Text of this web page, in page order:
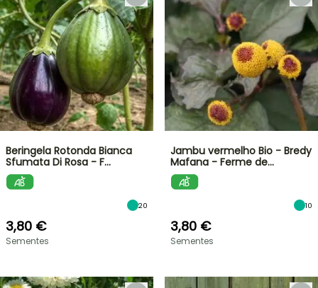
Beringela Rotonda Bianca
Sfumata Di Rosa - F…
20
3,80 €
Sementes
Jambu vermelho Bio - Bredy
Mafana - Ferme de…
10
3,80 €
Sementes